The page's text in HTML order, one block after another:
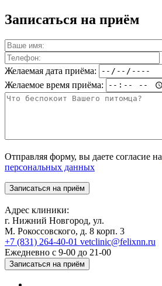
Записаться на приём
Желаемая дата приёма:
Желаемое время приёма:
Отправляя форму, вы даете согласие на
персональных данных
Адрес клиники:
г. Нижний Новгород, ул.
М. Рокоссовского, д. 8 корп. 3
+7 (831) 264-40-01 vetclinic@felixnn.ru
Ежедневно с 9-00 до 21-00
Записаться на приём